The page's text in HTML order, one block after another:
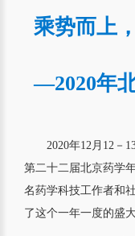
乘势而上
—2020年
2020年12月12－
第二十二届北京药学
名药学科技工作者和
了这个一年一度的盛